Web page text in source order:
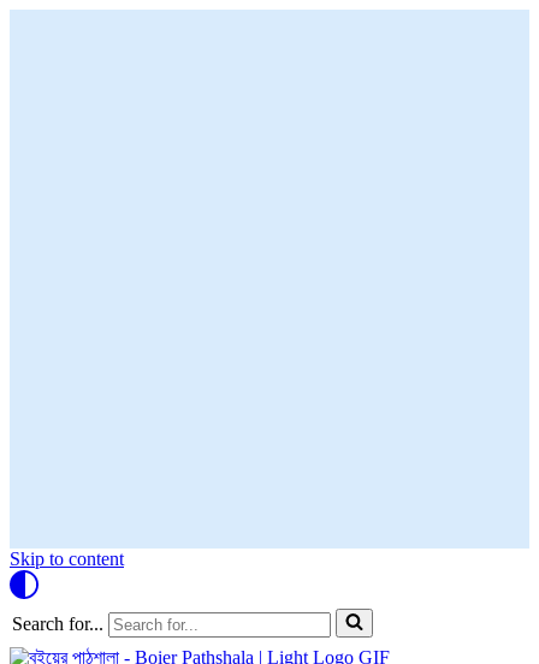
Skip to content
Search for...